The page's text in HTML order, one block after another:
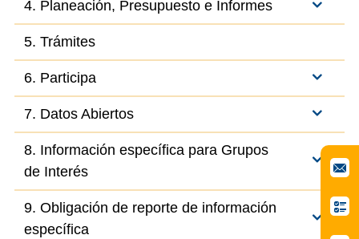
4. Planeación, Presupuesto e Informes
5. Trámites
6. Participa
7. Datos Abiertos
8. Información específica para Grupos
de Interés
9. Obligación de reporte de información
específica